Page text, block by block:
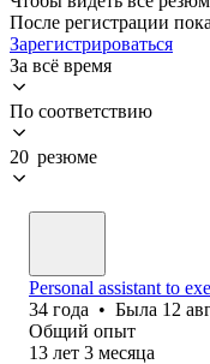
После регистрации
Зарегистрироваться
За всё время
По соответствию
20 резюме
Personal assistant to
34 года • Была 12
Общий опыт
13 лет 3 месяца